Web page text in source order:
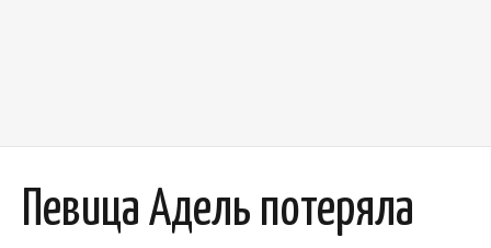
Певица Адель потеряла